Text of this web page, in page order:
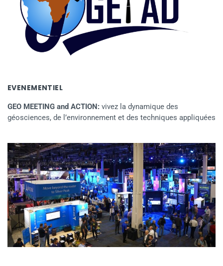
EVENEMENTIEL
GEO MEETING and ACTION: vivez la dynamique des
géosciences, de l’environnement et des techniques appliquées